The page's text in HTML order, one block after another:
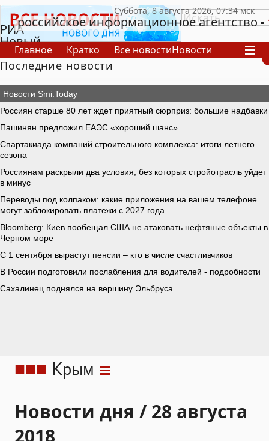
РИА
Новый
День
российское информационное агентство
Главное Кратко Все новостиНовости
В России
В мире
СпецпроектыПроекты Архив
Последние новости
Крым
Новости дня / 28 августа
2018